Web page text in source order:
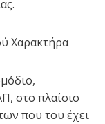
Χαρακτήρα
στο πλαίσιο
που του έχει